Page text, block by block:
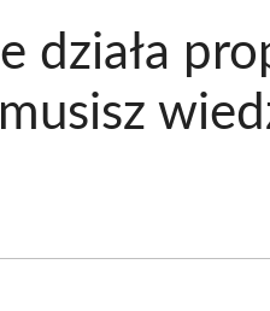
działa